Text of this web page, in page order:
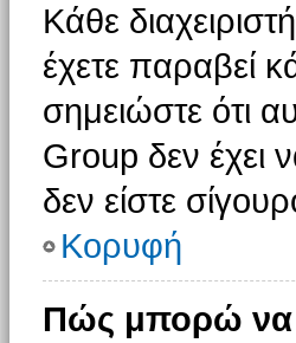
Κάθε
έχετε παραβεί
σημειώστε ότι
Group δεν έχει
δεν είστε
Κορυφή
Πώς μπορώ να